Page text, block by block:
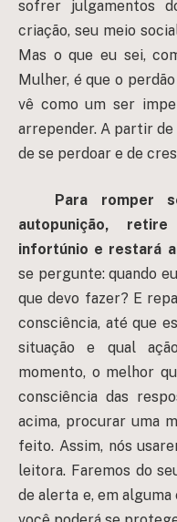
sofrer julgamentos
criação, seu meio
Mas o que eu sei,
Mulher, é que o
vê como um ser
arrepender. A partir
de se perdoar e de
Para romper
autopunição,
infortúnio e restará
se pergunte: quando
que devo fazer? E
consciência, até que
situação e qual
momento, o melhor
consciência das
acima, procurar uma
feito. Assim, nós
leitora. Faremos do
de alerta e, em